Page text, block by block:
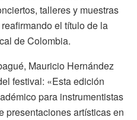
talleres y muestras
el título de la
de Colombia.
Mauricio Hernández
festival: «Esta edición
para instrumentistas
presentaciones artísticas en